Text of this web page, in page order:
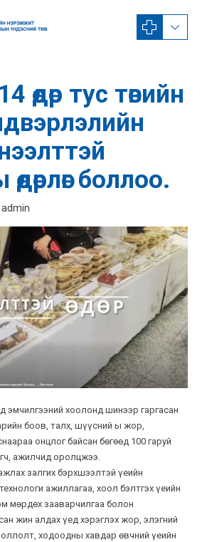
өдөр тус төвийн
боллоо.
admin
эмчилгээний хоолонд шинээр гаргасан
боов, талх, шүүсний ы жор,
онцлог байсан бөгөөд 100 гаруй
ажилчид оролцжээ.
залгих бэрхшээлтэй үеийн
ажиллагаа, хоол бэлтгэх үеийн
мөрдөх зааварчилгаа болон
жин алдах үед хэрэглэх жор, элэгний
ходоодны хавдар өвчний үеийн